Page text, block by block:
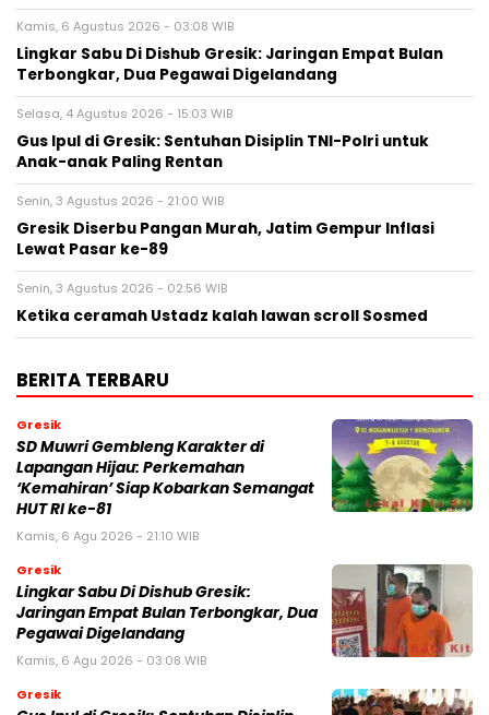
Kamis, 6 Agustus 2026 - 03:08 WIB
Lingkar Sabu Di Dishub Gresik: Jaringan Empat Bulan
Terbongkar, Dua Pegawai Digelandang
Selasa, 4 Agustus 2026 - 15:03 WIB
Gus Ipul di Gresik: Sentuhan Disiplin TNI-Polri untuk
Anak-anak Paling Rentan
Senin, 3 Agustus 2026 - 21:00 WIB
Gresik Diserbu Pangan Murah, Jatim Gempur Inflasi
Lewat Pasar ke-89
Senin, 3 Agustus 2026 - 02:56 WIB
Ketika ceramah Ustadz kalah lawan scroll Sosmed
BERITA TERBARU
Gresik
SD Muwri Gembleng Karakter di
Lapangan Hijau: Perkemahan
‘Kemahiran’ Siap Kobarkan Semangat
HUT RI ke-81
Kamis, 6 Agu 2026 - 21:10 WIB
Gresik
Lingkar Sabu Di Dishub Gresik:
Jaringan Empat Bulan Terbongkar, Dua
Pegawai Digelandang
Kamis, 6 Agu 2026 - 03:08 WIB
Gresik